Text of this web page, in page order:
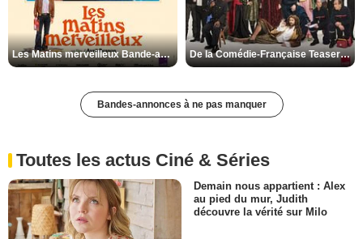
Les Matins merveilleux Bande-annonce VF De la Comédie-Française Teaser VF
Bandes-annonces à ne pas manquer
Toutes les actus Ciné & Séries
Demain nous appartient : Alex
au pied du mur, Judith
découvre la vérité sur Milo